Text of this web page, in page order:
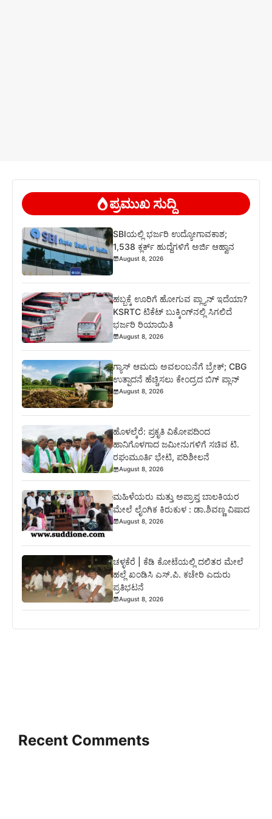
ಪ್ರಮುಖ ಸುದ್ದಿ
SBIಯಲ್ಲಿ ಭರ್ಜರಿ ಉದ್ಯೋಗಾವಕಾಶ;
1,538 ಕ್ಲರ್ಕ್ ಹುದ್ದೆಗಳಿಗೆ ಅರ್ಜಿ ಆಹ್ವಾನ
August 8, 2026
ಹಬ್ಬಕ್ಕೆ ಊರಿಗೆ ಹೋಗುವ ಪ್ಲ್ಯಾನ್ ಇದೆಯಾ?
KSRTC ಟಿಕೆಟ್ ಬುಕ್ಕಿಂಗ್‌ನಲ್ಲಿ ಸಿಗಲಿದೆ
ಭರ್ಜರಿ ರಿಯಾಯಿತಿ
August 8, 2026
ಗ್ಯಾಸ್ ಆಮದು ಅವಲಂಬನೆಗೆ ಬ್ರೇಕ್; CBG
ಉತ್ಪಾದನೆ ಹೆಚ್ಚಿಸಲು ಕೇಂದ್ರದ ಬಿಗ್ ಪ್ಲಾನ್
August 8, 2026
ಹೊಳಲ್ಕೆರೆ: ಪ್ರಕೃತಿ ವಿಕೋಪದಿಂದ
ಹಾನಿಗೊಳಗಾದ ಜಮೀನುಗಳಿಗೆ ಸಚಿವ ಟಿ.
ರಘುಮೂರ್ತಿ ಭೇಟಿ, ಪರಿಶೀಲನೆ
August 8, 2026
ಮಹಿಳೆಯರು ಮತ್ತು ಅಪ್ರಾಪ್ತ ಬಾಲಕಿಯರ
ಮೇಲೆ ಲೈಂಗಿಕ ಕಿರುಕುಳ : ಡಾ.ಶಿವಣ್ಣ ವಿಷಾದ
August 8, 2026
ಚಳ್ಳಕೆರೆ | ಕೆಡಿ ಕೋಟೆಯಲ್ಲಿ ದಲಿತರ ಮೇಲೆ
ಹಲ್ಲೆ ಖಂಡಿಸಿ ಎಸ್.ಪಿ. ಕಚೇರಿ ಎದುರು
ಪ್ರತಿಭಟನೆ
August 8, 2026
Recent Comments